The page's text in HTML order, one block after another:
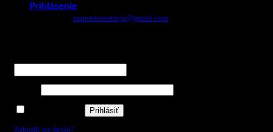
Prihlásenie
superohnostroje@gmail.com
Prihlásiť
Zabudli ste heslo?